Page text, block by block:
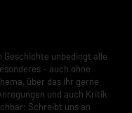
Geschichte unbedingt alle
– auch ohne
über das ihr gerne
und auch Kritik
Schreibt uns an